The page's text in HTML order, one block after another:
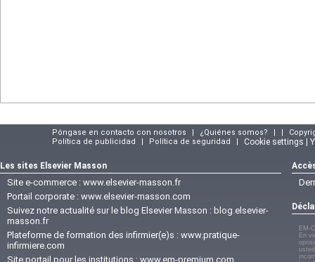
Póngase en contacto con nosotros | ¿Quiénes somos? | |
Política de publicidad
| Política de seguridad | Cookie settings |
Les sites Elsevier Masson
Site e-commerce : www.elsevier-masson.fr
Portail corporate : www.elsevier-masson.com
Suivez notre actualité sur le blog Elsevier Masson : blog.elsevier-
masson.fr
Plateforme de formation des infirmier(e)s : www.pratique-
infirmiere.com
Site portail pour les institutions : www.em-premium.com
EM-
En